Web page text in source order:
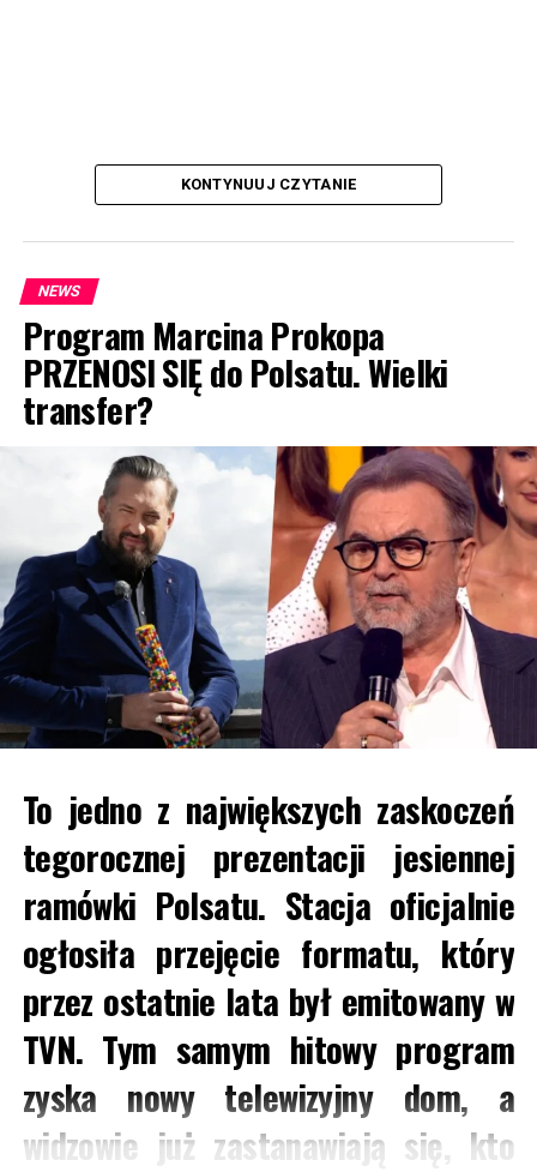
KONTYNUUJ CZYTANIE
NEWS
Program Marcina Prokopa
PRZENOSI SIĘ do Polsatu. Wielki
transfer?
To jedno z największych zaskoczeń
tegorocznej prezentacji jesiennej
ramówki Polsatu. Stacja oficjalnie
ogłosiła przejęcie formatu, który
przez ostatnie lata był emitowany w
TVN. Tym samym hitowy program
zyska nowy telewizyjny dom, a
widzowie już zastanawiają się, kto